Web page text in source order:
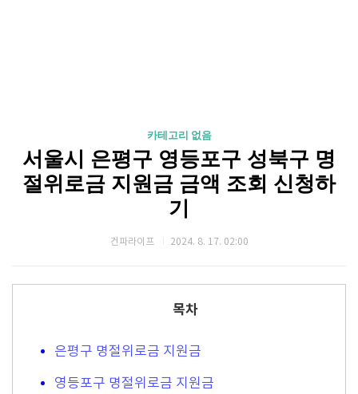
카테고리 없음
서울시 은평구 영등포구 성북구 명
절위로금 지원금 금액 조회 신청하
기
건파라이프 2024. 8. 17. 02:00
목차
은평구 명절위로금 지원금
영등포구 명절위로금 지원금